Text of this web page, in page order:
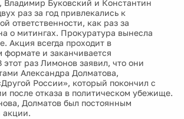
Буковский и Константин
раз за год привлекались к
ответственности, как раз за
о митингах. Прокуратура вынесла
Акция всегда проходит в
формате и заканчивается
раз Лимонов заявил, что они
Александра Долматова,
России», который покончил с
после отказа в политическом убежище.
Долматов был постоянным
акции.